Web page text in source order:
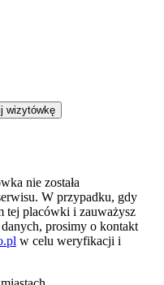
wizytówkę
nie została
W przypadku, gdy
tej placówki i zauważysz
prosimy o kontakt
w celu weryfikacji i